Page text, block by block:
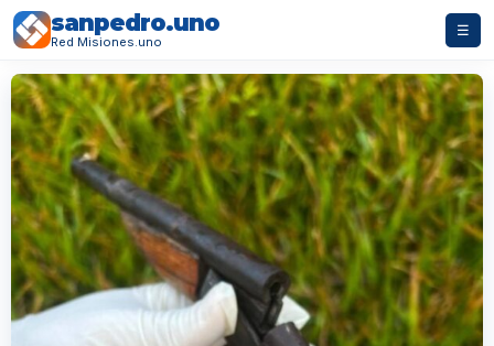
sanpedro.uno
Red Misiones.uno
☰